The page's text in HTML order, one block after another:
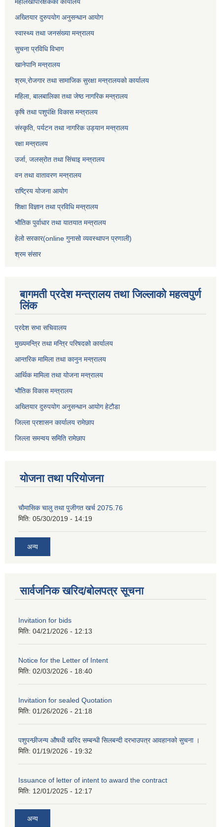
महालेखापरिक्षकको कार्यालय
अख्तियार दुरुपयोग अनुसन्धान आयोग
स्वास्थ्य तथा जनसंख्या मन्त्रालय
सुचना प्रविधि विभाग
खानेपानि मन्त्रालय
श्रम,रोजगार तथा सामाजिक सुरक्षा मन्त्रालयको कार्यालय
महिला, बालबालिका तथा जेष्ठ नागरिक मन्त्रालय
कृषि तथा पशुपंक्षि विकास मन्त्रालय
संस्कृति, पर्यटन तथा नागरिक उड्‍यान मन्त्रालय
रक्षा मन्त्रालय
उर्जा, जलस्रोत तथा सिंचाइ मन्त्रालय
वन तथा वातावरण मन्त्रालय
राष्ट्रिय योजना आयोग
शिक्षा विज्ञान तथा प्रविधि मन्त्रालय
भौतिक पुर्वाधार तथा यातयात मन्त्रालय
हेलो सरकार(online गुनासो व्यवस्थापन प्रणाली)
श्रम संसार
बागमती प्रदेश मन्त्रालय तथा जिल्लाको महत्वपुर्ण
लिंक
प्रदेश सभा सचिवालय
मुख्यमन्त्रि तथा मन्त्रि परिषदको कार्यालय
आन्तरिक मामिला तथा कानुन मन्त्रालय
आर्थिक मामिला तथा योजना मन्त्रालय
भौतिक विकास मन्त्रालय
अख्तियार दुरुपयोग अनुसन्धान आयोग हेटौडा
जिल्ला प्रशासन कार्यालय रामेछाप
जिल्ला समन्वय समिति रामेछाप
योजना तथा परियोजना
चाैमासिक चालु तथा पुजीगत खर्च 2075.76
मिति: 05/30/2019 - 14:19
अन्य
सार्वजनिक खरिद/बोलपत्र सूचना
Invitation for bids
मिति: 04/21/2026 - 12:13
Notice for the Letter of Intent
मिति: 02/03/2026 - 18:40
Invitation for sealed Quotation
मिति: 01/26/2026 - 21:18
पशुपन्छीजन्य औषधी खरिद सम्बन्धी सिलबन्दी दरभाउपत्र आवहानको सुचना ।
मिति: 01/19/2026 - 19:32
Issuance of letter of intent to award the contract
मिति: 12/01/2025 - 12:17
अन्य